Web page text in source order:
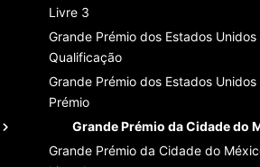
Livre 3
Grande Prémio dos Estados Unidos
Qualificação
Grande Prémio dos Estados Unidos
Prémio
Grande Prémio da Cidade do
Grande Prémio da Cidade do